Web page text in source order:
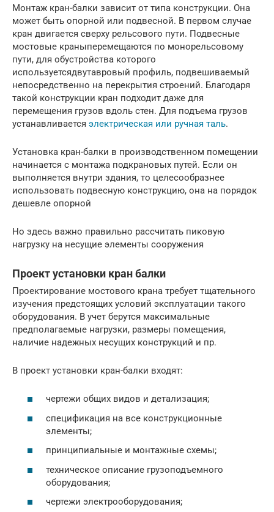
Монтаж кран-балки зависит от типа конструкции. Она
может быть опорной или подвесной. В первом случае
кран двигается сверху рельсового пути. Подвесные
мостовые краныперемещаются по монорельсовому
пути, для обустройства которого
используетсядвутавровый профиль, подвешиваемый
непосредственно на перекрытия строений. Благодаря
такой конструкции кран подходит даже для
перемещения грузов вдоль стен. Для подъема грузов
устанавливается электрическая или ручная таль.
Установка кран-балки в производственном помещении
начинается с монтажа подкрановых путей. Если он
выполняется внутри здания, то целесообразнее
использовать подвесную конструкцию, она на порядок
дешевле опорной
Но здесь важно правильно рассчитать пиковую
нагрузку на несущие элементы сооружения
Проект установки кран балки
Проектирование мостового крана требует тщательного
изучения предстоящих условий эксплуатации такого
оборудования. В учет берутся максимальные
предполагаемые нагрузки, размеры помещения,
наличие надежных несущих конструкций и пр.
В проект установки кран-балки входят:
чертежи общих видов и детализация;
спецификация на все конструкционные
элементы;
принципиальные и монтажные схемы;
техническое описание грузоподъемного
оборудования;
чертежи электрооборудования;